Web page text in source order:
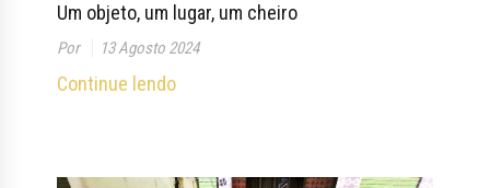
Um objeto, um lugar, um cheiro
Por 13 Agosto 2024
Continue lendo